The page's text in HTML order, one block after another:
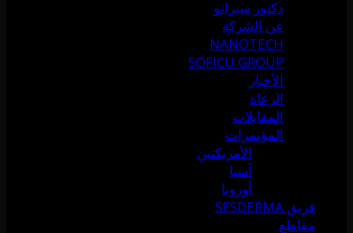
دكتور سيرانو
عن الشركة
NANOTECH
SOFICU GROUP
الأخبار
الرعاة
المقابلات
المؤتمرات
الأمريكتين
آسيا
أوروبا
فريق SESDERMA
مقاطع